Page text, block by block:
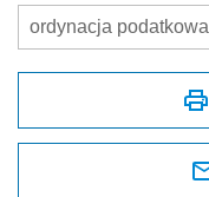
ordynacja podatkowa